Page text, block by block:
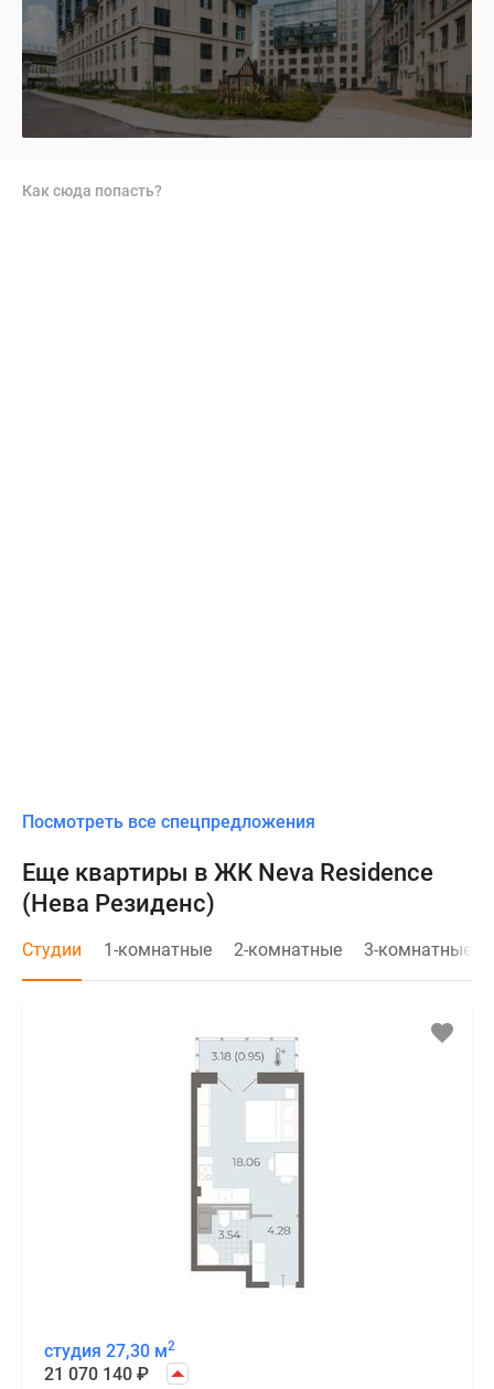
Как сюда попасть?
Посмотреть все спецпредложения
Еще квартиры в ЖК Neva Residence
(Нева Резиденс)
Студии 1-комнатные 2-комнатные 3-комнатные
студия 27,30 м2
21 070 140 ₽